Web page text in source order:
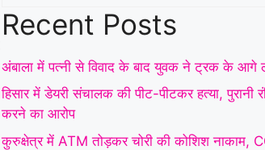
Recent Posts
अंबाला में पत्नी से विवाद के बाद युवक ने ट्रक के आगे
हिसार में डेयरी संचालक की पीट-पीटकर हत्या,
करने का आरोप
कुरुक्षेत्र में ATM तोड़कर चोरी की कोशिश